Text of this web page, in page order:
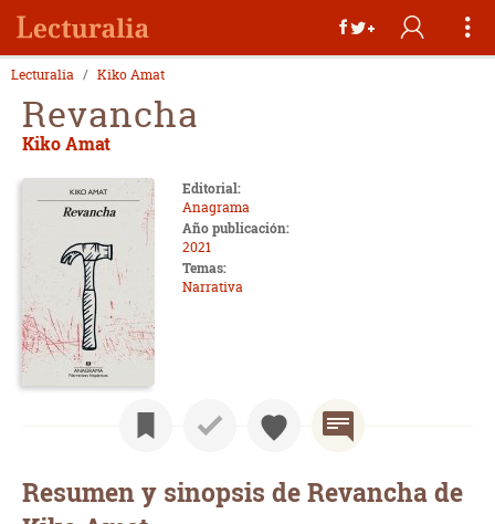
Lecturalia Kiko Amat
Revancha
Kiko Amat
Editorial:
Anagrama
Año publicación:
2021
Temas:
Narrativa
Resumen y sinopsis de Revancha de